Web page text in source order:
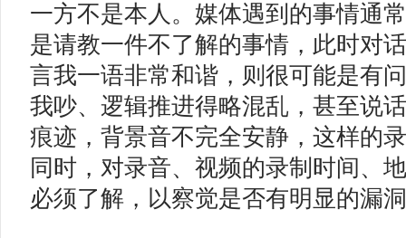
一方不是本人。媒体遇到的事情通
是请教一件不了解的事情，此时对
言我一语非常和谐，则很可能是有
我吵、逻辑推进得略混乱，甚至说
痕迹，背景音不完全安静，这样的
同时，对录音、视频的录制时间、
必须了解，以察觉是否有明显的漏